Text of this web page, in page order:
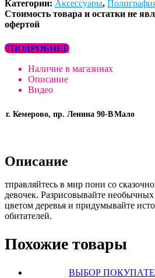
Категории: Аксессуары,
Стоимость товара и остатки не
офертой
ПОДРОБНЕЕ
Наличие в магазинах
Описание
Видео
г. Кемерово, пр. Ленина 90-ВМало
Описание
тправляйтесь в мир пони со
девочек. Разрисовывайте
цветом деревья и придумывайте
обитателей.
Похожие товары
ВЫБОР